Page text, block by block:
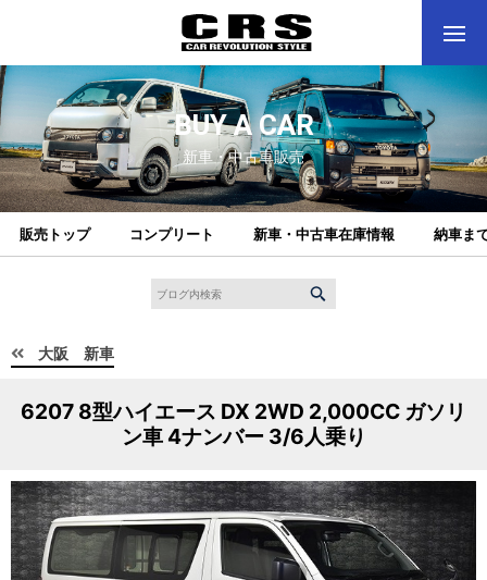
BUY A CAR
新車・中古車販売
販売トップ コンプリート 新車・中古車在庫情報 納車ま
大阪 新車
6207 8型ハイエース DX 2WD 2,000CC ガソリ
ン車 4ナンバー 3/6人乗り